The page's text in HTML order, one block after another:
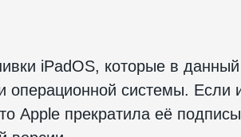
iPadOS, которые в
операционной системы. Если
Apple прекратила её